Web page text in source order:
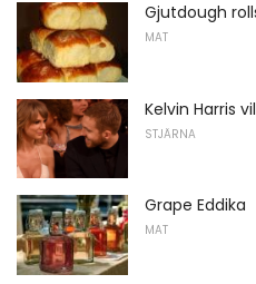
Gjutdough
MAT
Kelvin Harris
STJÄRNA
Grape Eddika
MAT